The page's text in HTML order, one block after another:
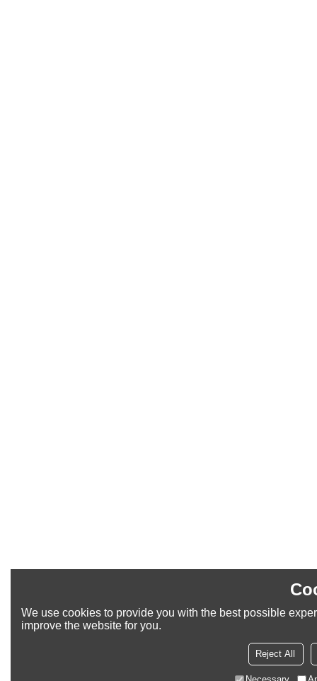
We use cookies to provide you with the best possible
improve the website for you.
Reject All